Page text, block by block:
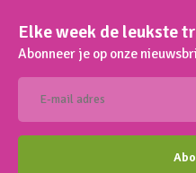
Elke week de leukste
Abonneer je op onze